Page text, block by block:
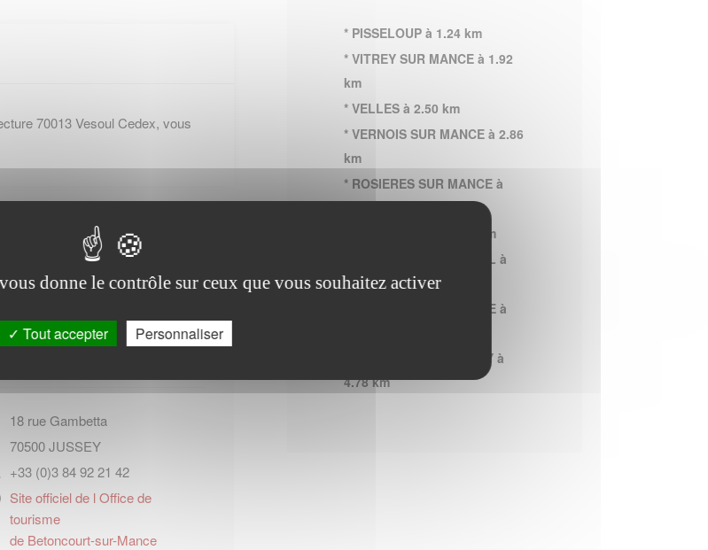
70013 Vesoul Cedex, vous
Office de tourisme de
Betoncourt-sur-Mance
18 rue Gambetta
70500JUSSEY
+33 (0)3 84 92 21 42
Site officiel de l Office de
tourisme
de Betoncourt-sur-Mance
* PISSELOUP à 1.24 km
* VITREY SUR MANCE à 1.92
km
* VELLES à 2.50 km
* VERNOIS SUR MANCE à 2.86
km
* ROSIERES SUR MANCE à
* GUYONVELLE à 4.27 km
* CHAUVIREY LE CHATEL à
4.36 km
* LAFERTE SUR AMANCE à
* NEUVELLE LES VOISEY à
4.78 km
donne le contrôle sur ceux que vous souhaitez activer
Tout accepter Personnaliser